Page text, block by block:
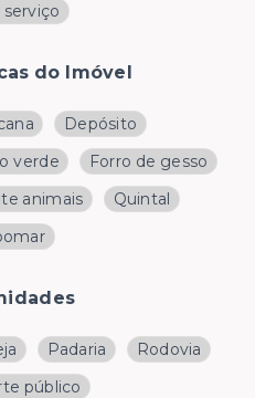
serviço
do Imóvel
Depósito
verde
Forro de gesso
animais
Quintal
Padaria
Rodovia
público